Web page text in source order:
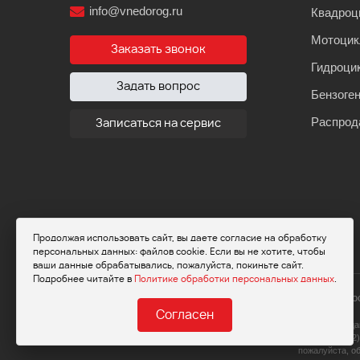
Продолжая использовать сайт, вы даете согласие на обработку
персональных данных: файлов cookie. Если вы не хотите, чтобы
ваши данные обрабатывались, пожалуйста, покиньте сайт.
Подробнее читайте в
Политике обработки персональных данных
Согласен
info@vnedorog.ru
Заказать звонок
Задать вопрос
Записаться на сервис
© 2026
Обращаем ваше внимание на то, что
определяемой положениями Статьи
пожалуйста,